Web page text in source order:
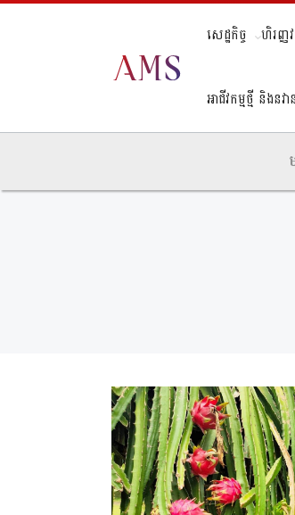
សេដ្ឋកិច្ច ហិរញ្ញវ
អាជីវកម្មថ្មី និងនវា